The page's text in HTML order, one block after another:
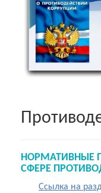
НОРМАТИВНЫЕ
СФЕРЕ
Ссылка на